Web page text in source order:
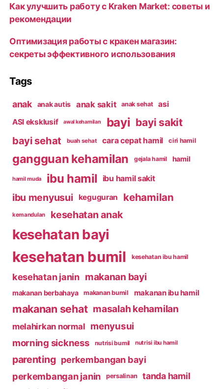
Как улучшить работу с Kraken Market: советы и
рекомендации
Оптимизация работы с кракен магазин:
секреты эффективного использования
Tags
anak anak autis anak sakit anak sehat
asi
ASI eksklusif
awal kehamilan bayi bayi sakit
bayi sehat buah sehat cara cepat hamil ciri hamil
gangguan kehamilan gejala hamil hamil
hamil muda ibu hamil ibu hamil sakit
ibu menyusui keguguran kehamilan
kemandulan kesehatan anak
kesehatan bayi
kesehatan bumil kesehatan ibu hamil
kesehatan janin makanan bayi
makanan berbahaya makanan bumil makanan ibu hamil
makanan sehat masalah kehamilan
melahirkan normal menyusui
morning sickness nutrisi bumil nutrisi ibu hamil
parenting perkembangan bayi
perkembangan janin
persalinan tanda hamil